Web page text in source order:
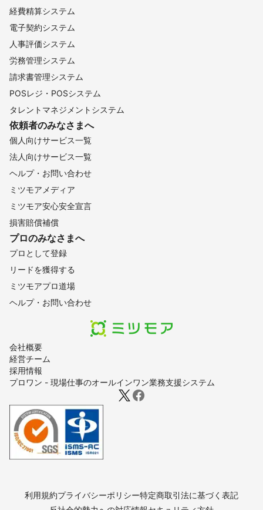
会社概要
経営チーム
採用情報
プロワン - 現場仕事のオールインワン業務支援システム
経費精算システム
電子契約システム
人事評価システム
労務管理システム
請求書管理システム
POSレジ・POSシステム
タレントマネジメントシステム
依頼者のみなさまへ
個人向けサービス一覧
法人向けサービス一覧
ヘルプ・お問い合わせ
ミツモアメディア
ミツモア安心安全宣言
損害賠償補償
プロのみなさまへ
プロとして登録
リードを獲得する
ミツモアプロ道場
ヘルプ・お問い合わせ
利用規約プライバシーポリシー特定商取引法に基づく表記